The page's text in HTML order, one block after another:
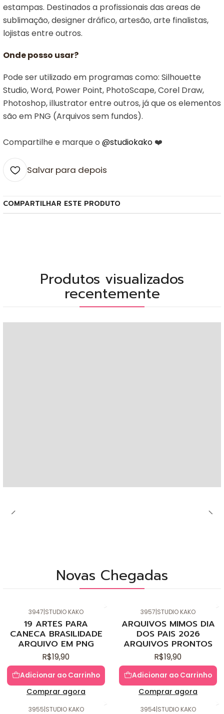
estampas. Destinados a profissionais das areas de
sublimação, designer dráfico, artesão, arte finalistas,
lojistas entre outros.
Onde posso usar?
Pode ser utilizado em programas como: Silhouette
Studio, Word, Power Point, PhotoScape, Corel Draw,
Photoshop, illustrator entre outros, já que os elementos
são em PNG (Arquivos sem fundos).
Compartilhe e marque o @studiokako ❤️
Salvar para depois
COMPARTILHAR ESTE PRODUTO
Produtos visualizados
recentemente
Novas Chegadas
3947|STUDIO KAKO
19 ARTES PARA
CANECA BRASILIDADE
ARQUIVO EM PNG
R$19,90
Adicionar ao Carrinho
Comprar agora
3957|STUDIO KAKO
ARQUIVOS MIMOS DIA
DOS PAIS 2026
ARQUIVOS PRONTOS
R$19,90
Adicionar ao Carrinho
Comprar agora
3955|STUDIO KAKO 3954|STUDIO KAKO